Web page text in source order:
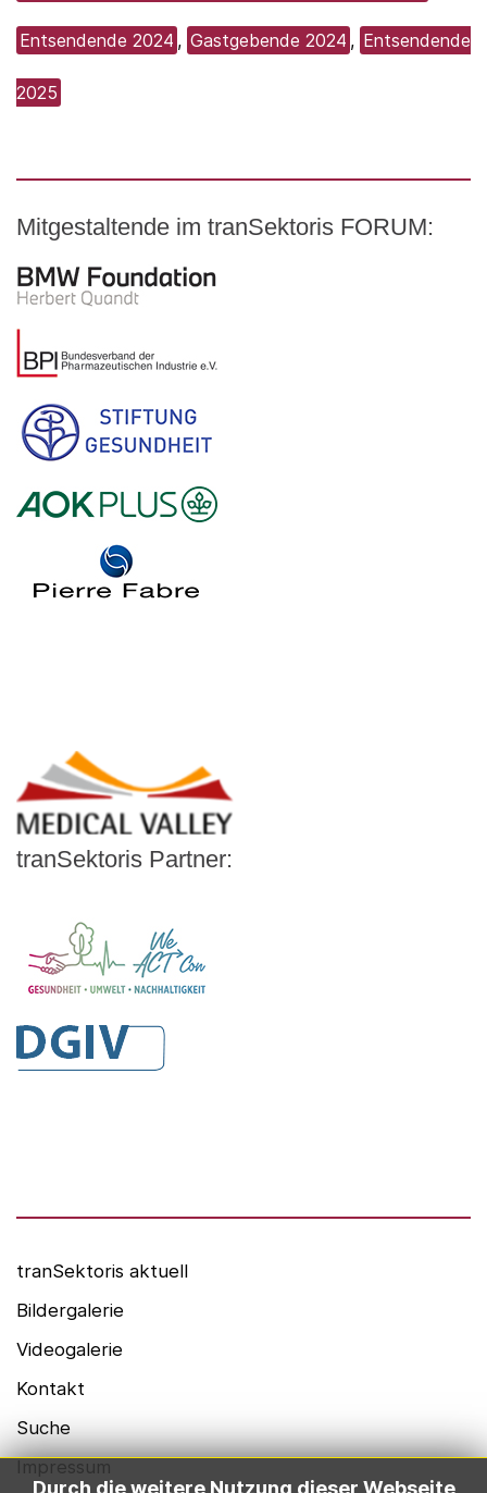
Entsendende 2024 , Gastgebende 2024 , Entsendende
2025
Mitgestaltende im tranSektoris FORUM:
Logo – BMW Foundation Herbert Quandt
Logo – BDI Bundesverband der Pharmazeutischen
Logo – Stiftung Gesundheit
Logo – AOK PLUS
Logo – Pierre Fabre Pharma
Logo - Medicalvalley
tranSektoris Partner:
WeACT Con
DGIV
tranSektoris aktuell
Bildergalerie
Videogalerie
Kontakt
Suche
Impressum
Durch die weitere Nutzung dieser Webseite